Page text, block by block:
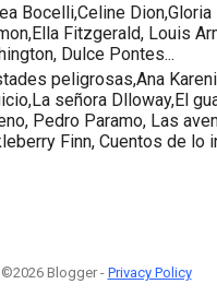
Bocelli,Celine Dion,Gloria
Fitzgerald, Louis
Dulce Pontes...
peligrosas,Ana
señora Dlloway,El
Pedro Paramo, Las
Finn, Cuentos de lo
©2026 Blogger - Privacy Policy